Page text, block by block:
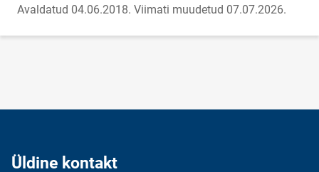
Avaldatud 04.06.2018. Viimati muudetud 07.07.2026.
Üldine kontakt